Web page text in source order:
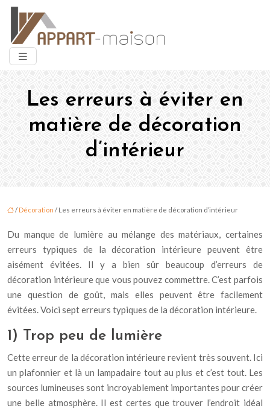
Les erreurs à éviter en
matière de décoration
d’intérieur
/ Décoration / Les erreurs à éviter en matière de décoration d’intérieur
Du manque de lumière au mélange des matériaux, certaines
erreurs typiques de la décoration intérieure peuvent être
aisément évitées. Il y a bien sûr beaucoup d’erreurs de
décoration intérieure que vous pouvez commettre. C’est parfois
une question de goût, mais elles peuvent être facilement
évitées. Voici sept erreurs typiques de la décoration intérieure.
1) Trop peu de lumière
Cette erreur de la décoration intérieure revient très souvent. Ici
un plafonnier et là un lampadaire tout au plus et c’est tout. Les
sources lumineuses sont incroyablement importantes pour créer
une belle atmosphère. Il est certes que trouver l’endroit idéal